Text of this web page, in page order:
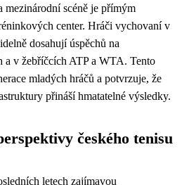
mezinárodní scéně je přímým
center. Hráči vychovaní v
dosahují úspěchů na
a v žebříčcích ATP a WTA. Tento
mladých hráčů a potvrzuje, že
přináší hmatatelné výsledky.
českého tenisu
letech zajímavou